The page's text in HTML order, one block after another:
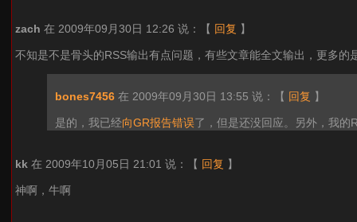
zach 在 2009年09月30日 12:26 说： 【 回复 】
不知是不是骨头的RSS输出有点问题，有些文章能全文输出，更多的
bones7456 在 2009年09月30日 13:55 说： 【 回复 】
是的，我已经向GR报告错误了，但是还没回应。另外，我的
kk 在 2009年10月05日 21:01 说： 【 回复 】
神啊，牛啊